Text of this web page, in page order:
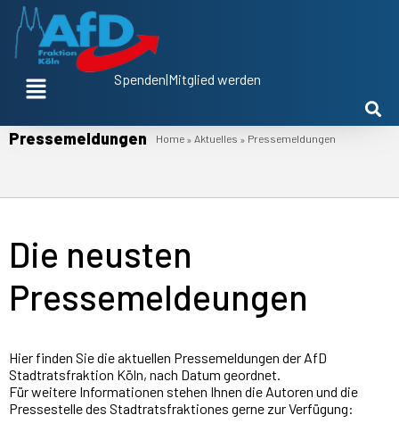
Spenden|Mitglied werden
Pressemeldungen Home » Aktuelles » Pressemeldungen
Die neusten
Pressemeldeungen
Hier finden Sie die aktuellen Pressemeldungen der AfD
Stadtratsfraktion Köln, nach Datum geordnet.
Für weitere Informationen stehen Ihnen die Autoren und die
Pressestelle des Stadtratsfraktiones gerne zur Verfügung: